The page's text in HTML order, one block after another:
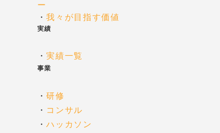
ー
・我々が目指す価値
実績
・実績一覧
事業
・研修
・ コンサル
・ハッカソン